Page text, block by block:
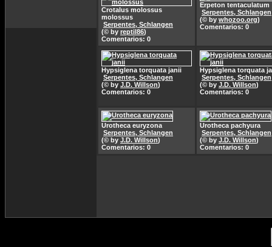
Crotalus molossus
molossus
Serpentes, Schlangen
(© by reptil86)
Comentarios: 0
Erpeton tentaculatum
Serpentes, Schlangen
(© by whozoo.org)
Comentarios: 0
Hypsiglena torquata janii
Serpentes, Schlangen
(© by J.D. Willson)
Comentarios: 0
Hypsiglena torquata
Serpentes, Schlangen
(© by J.D. Willson)
Comentarios: 0
Urotheca euryzona
Serpentes, Schlangen
(© by J.D. Willson)
Comentarios: 0
Urotheca pachyura
Serpentes, Schlangen
(© by J.D. Willson)
Comentarios: 0